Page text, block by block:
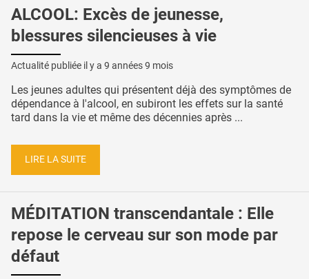
ALCOOL: Excès de jeunesse,
blessures silencieuses à vie
Actualité publiée il y a 9 années 9 mois
Les jeunes adultes qui présentent déjà des symptômes de
dépendance à l'alcool, en subiront les effets sur la santé
tard dans la vie et même des décennies après ...
LIRE LA SUITE
MÉDITATION transcendantale : Elle
repose le cerveau sur son mode par
défaut